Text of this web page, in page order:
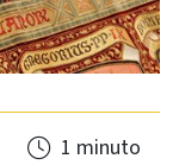
1 minuto